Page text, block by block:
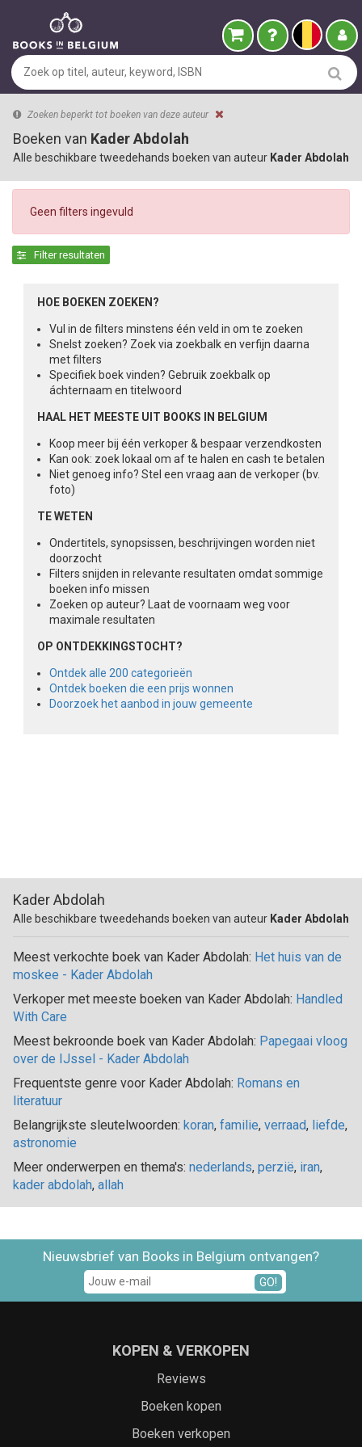
Zoeken beperkt tot boeken van deze auteur
Boeken van Kader Abdolah
Alle beschikbare tweedehands boeken van auteur Kader Abdolah
Geen filters ingevuld
Filter resultaten
HOE BOEKEN ZOEKEN?
Vul in de filters minstens één veld in om te zoeken
Snelst zoeken? Zoek via zoekbalk en verfijn daarna
met filters
Specifiek boek vinden? Gebruik zoekbalk op
áchternaam en titelwoord
HAAL HET MEESTE UIT BOOKS IN BELGIUM
Koop meer bij één verkoper & bespaar verzendkosten
Kan ook: zoek lokaal om af te halen en cash te betalen
Niet genoeg info? Stel een vraag aan de verkoper (bv.
foto)
TE WETEN
Ondertitels, synopsissen, beschrijvingen worden niet
doorzocht
Filters snijden in relevante resultaten omdat sommige
boeken info missen
Zoeken op auteur? Laat de voornaam weg voor
maximale resultaten
OP ONTDEKKINGSTOCHT?
Ontdek alle 200 categorieën
Ontdek boeken die een prijs wonnen
Doorzoek het aanbod in jouw gemeente
Kader Abdolah
Alle beschikbare tweedehands boeken van auteur Kader Abdolah
Meest verkochte boek van Kader Abdolah: Het huis van de
moskee - Kader Abdolah
Verkoper met meeste boeken van Kader Abdolah: Handled
With Care
Meest bekroonde boek van Kader Abdolah: Papegaai vloog
over de IJssel - Kader Abdolah
Frequentste genre voor Kader Abdolah: Romans en
literatuur
Belangrijkste sleutelwoorden: koran, familie, verraad, liefde,
astronomie
Meer onderwerpen en thema's: nederlands, perzië, iran,
kader abdolah, allah
Nieuwsbrief van Books in Belgium ontvangen?
GO!
KOPEN & VERKOPEN
Reviews
Boeken kopen
Boeken verkopen